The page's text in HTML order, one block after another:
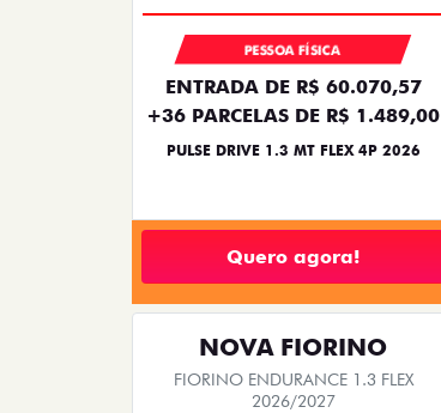
PESSOA FÍSICA
ENTRADA DE R$ 60.070,57
+36 PARCELAS DE R$ 1.489,00
PULSE DRIVE 1.3 MT FLEX 4P 2026
Quero agora!
NOVA FIORINO
FIORINO ENDURANCE 1.3 FLEX
2026/2027